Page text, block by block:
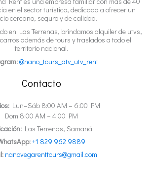
en el sector turístico, dedicada a ofrecer un
cercano, seguro y de calidad.
en Las Terrenas, brindamos alquiler de utvs,
además de tours y traslados a todo el
territorio nacional.
@nano_tours_atv_utv_rent
Contacto
Lun–Sáb 8:00 AM – 6:00 PM
Dom 8:00 AM – 4:00 PM
Las Terrenas, Samaná
+1 829 962 9889
nanovegarenttours@gmail.com